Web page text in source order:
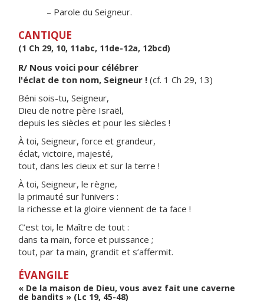
– Parole du Seigneur.
CANTIQUE
(1 Ch 29, 10, 11abc, 11de-12a, 12bcd)
R/ Nous voici pour célébrer
l'éclat de ton nom, Seigneur ! (cf. 1 Ch 29, 13)
Béni sois-tu, Seigneur,
Dieu de notre père Israël,
depuis les siècles et pour les siècles !
À toi, Seigneur, force et grandeur,
éclat, victoire, majesté,
tout, dans les cieux et sur la terre !
À toi, Seigneur, le règne,
la primauté sur l’univers :
la richesse et la gloire viennent de ta face !
C’est toi, le Maître de tout :
dans ta main, force et puissance ;
tout, par ta main, grandit et s’affermit.
ÉVANGILE
« De la maison de Dieu, vous avez fait une caverne
de bandits » (Lc 19, 45-48)